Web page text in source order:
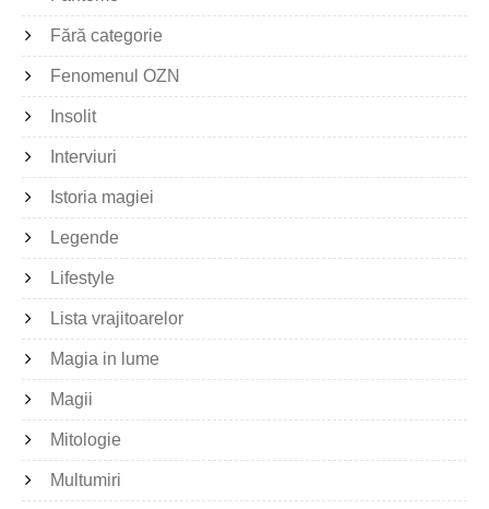
Fără categorie
Fenomenul OZN
Insolit
Interviuri
Istoria magiei
Legende
Lifestyle
Lista vrajitoarelor
Magia in lume
Magii
Mitologie
Multumiri